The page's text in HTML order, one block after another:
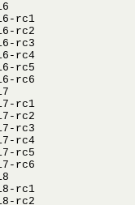
rc1
rc2
rc3
rc4
rc5
rc6
rc1
rc2
rc3
rc4
rc5
rc6
rc1
rc2